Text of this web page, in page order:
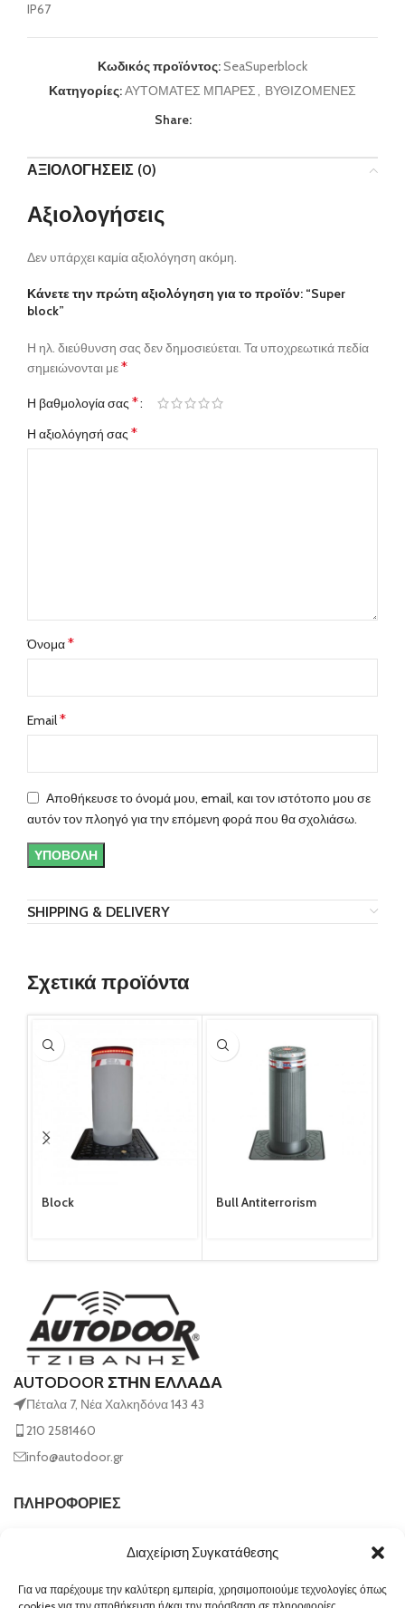
Διαχείριση Συγκατάθεσης
Για να παρέχουμε την καλύτερη εμπειρία, χρησιμοποιούμε τεχνολογίες όπως
IP67
Κωδικός προϊόντος:SeaSuperblock
Κατηγορίες:ΑΥΤΟΜΑΤΕΣ ΜΠΑΡΕΣ, ΒΥΘΙΖΟΜΕΝΕΣ
Share:
ΑΞΙΟΛΟΓΉΣΕΙΣ (0)
Αξιολογήσεις
Δεν υπάρχει καμία αξιολόγηση ακόμη.
Κάνετε την πρώτη αξιολόγηση για το προϊόν: “Super
block”
Η ηλ. διεύθυνση σας δεν δημοσιεύεται. Τα υποχρεωτικά πεδία
σημειώνονται με*
Η βαθμολογία σας *
Η αξιολόγησή σας *
Όνομα*
Email*
Αποθήκευσε το όνομά μου, email, και τον ιστότοπο μου σε
αυτόν τον πλοηγό για την επόμενη φορά που θα σχολιάσω.
SHIPPING & DELIVERY
Σχετικά προϊόντα
Block Bull Antiterrorism
AUTODOOR ΣΤΗΝ ΕΛΛΑΔΑ
Πέταλα 7, Νέα Χαλκηδόνα 143 43
210 2581460
info@autodoor.gr
ΠΛΗΡΟΦΟΡΙΕΣ